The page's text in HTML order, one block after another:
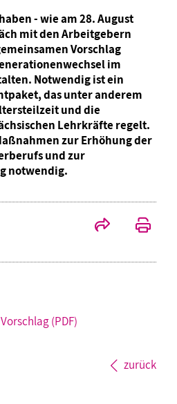
- wie am 28. August
mit den Arbeitgebern
Vorschlag
im
Notwendig ist ein
das unter anderem
und die
Lehrkräfte regelt.
zur Erhöhung der
und zur
notwendig.
(PDF)
zurück